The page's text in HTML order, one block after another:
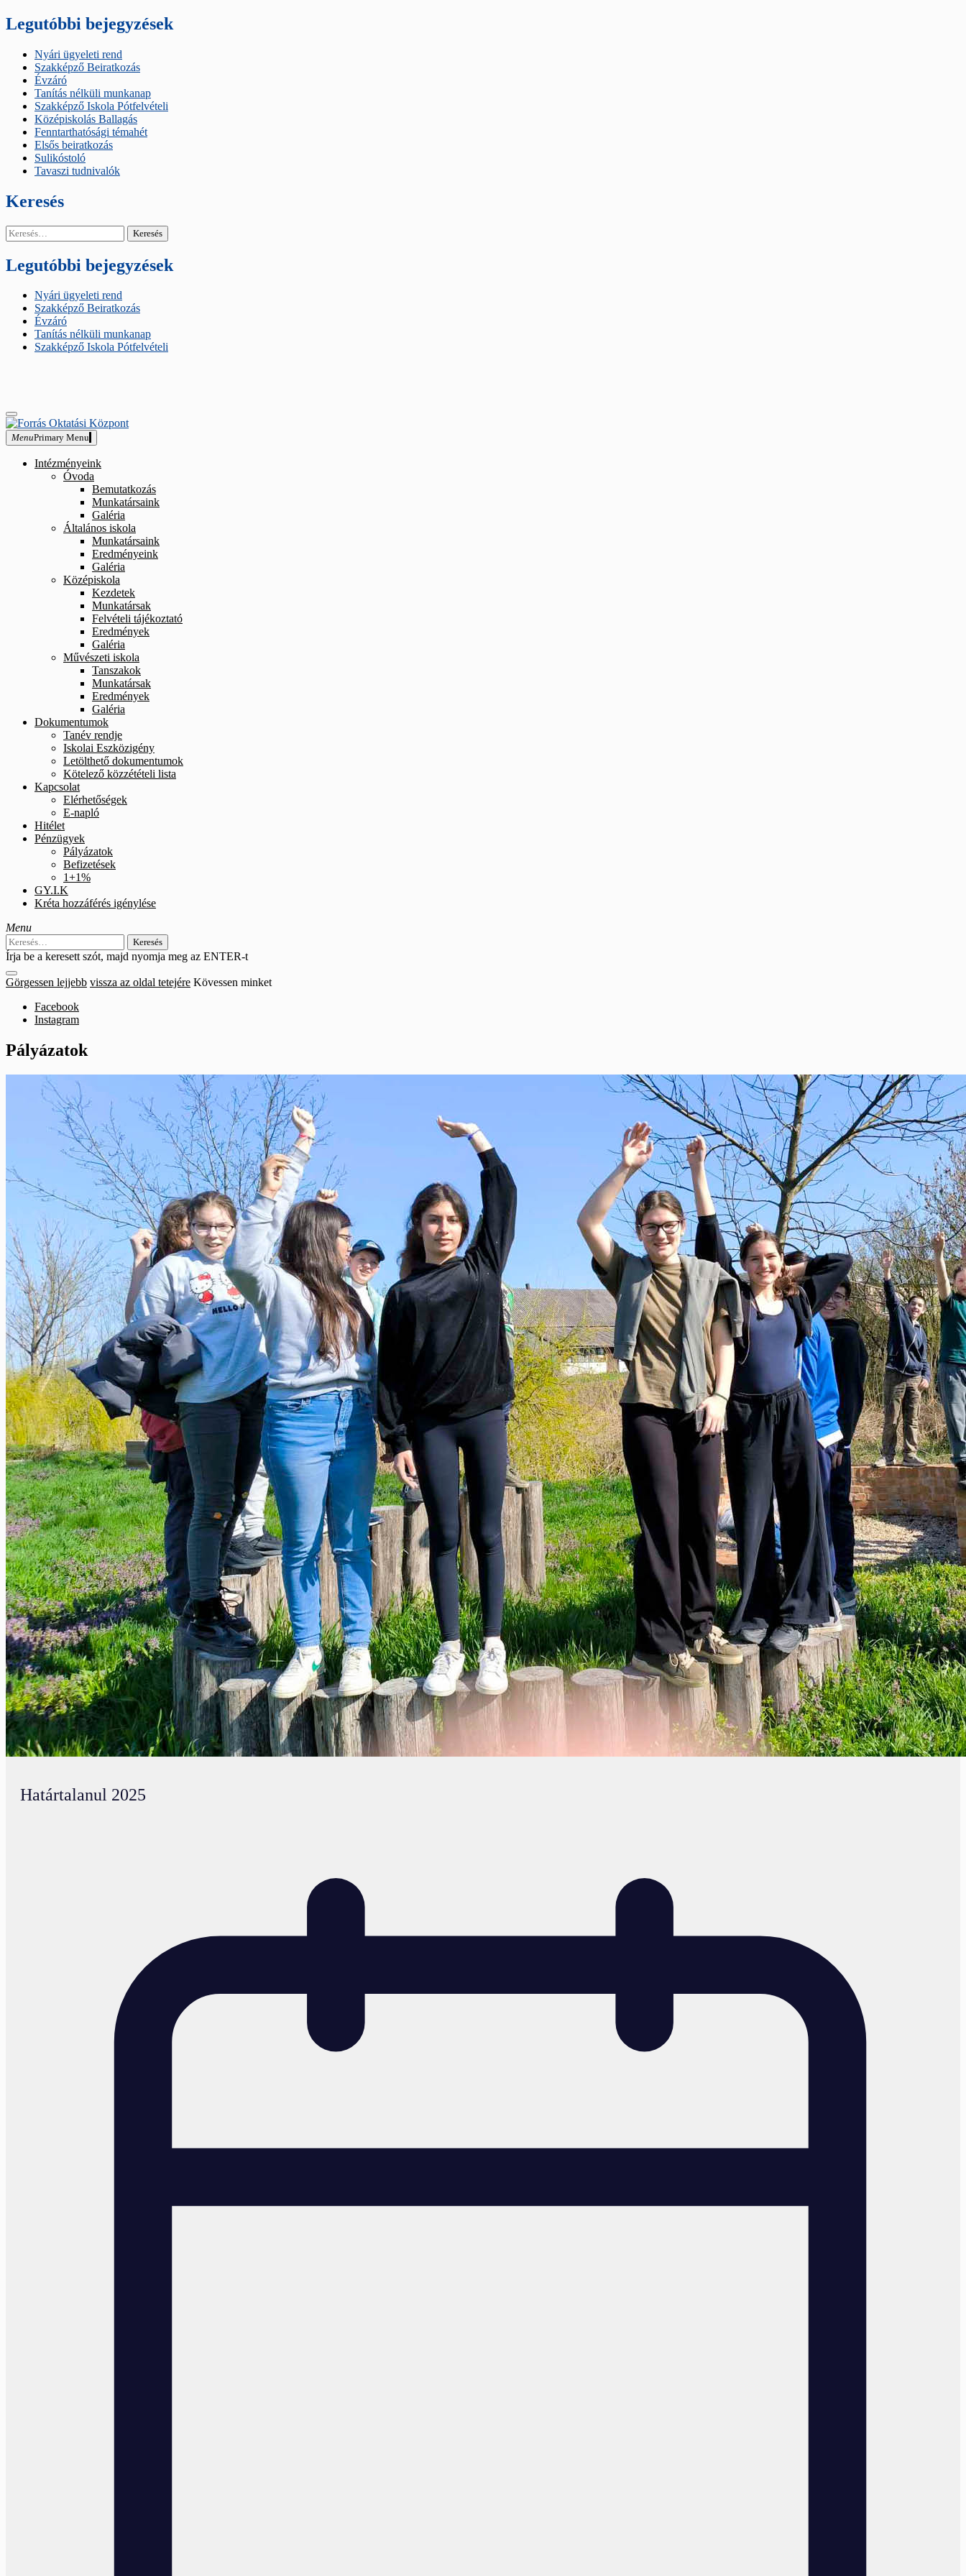
Legutóbbi bejegyzések
Nyári ügyeleti rend
Szakképző Beiratkozás
Évzáró
Tanítás nélküli munkanap
Szakképző Iskola Pótfelvételi
Középiskolás Ballagás
Fenntarthatósági témahét
Elsős beiratkozás
Sulikóstoló
Tavaszi tudnivalók
Keresés
Keresés:
Legutóbbi bejegyzések
Nyári ügyeleti rend
Szakképző Beiratkozás
Évzáró
Tanítás nélküli munkanap
Szakképző Iskola Pótfelvételi
close
sidebar
Skip
to
content
Forrás
Oktatási
Központ
Forrás Keresztény Óvoda, Általános Iskola, Szakközépiskola és Alapfokú Művészeti Iskola
MenuPrimary Menu
Intézményeink
Óvoda
Bemutatkozás
Munkatársaink
Galéria
Általános iskola
Munkatársaink
Eredményeink
Galéria
Középiskola
Kezdetek
Munkatársak
Felvételi tájékoztató
Eredmények
Galéria
Művészeti iskola
Tanszakok
Munkatársak
Eredmények
Galéria
Dokumentumok
Tanév rendje
Iskolai Eszközigény
Letölthető dokumentumok
Kötelező közzétételi lista
Kapcsolat
Elérhetőségek
E-napló
Hitélet
Pénzügyek
Pályázatok
Befizetések
1+1%
GY.I.K
Kréta hozzáférés igénylése
Menu
Keresés:
Írja be a keresett szót, majd nyomja meg az ENTER-t
close
search
open
form
open
Görgessen lejjebb vissza az oldal tetejére Kövessen minket
Facebook
Instagram
Pályázatok
Határtalanul 2025